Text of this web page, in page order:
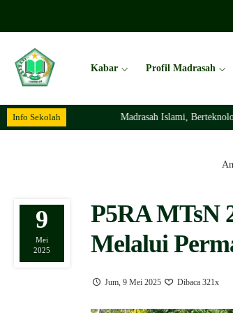
Kabar Profil Madrasah
Info SekolahMadrasah Islami, Berteknologi,
9
Mei
2025
P5RA MTsN
Melalui
Jum, 9 Mei 2025 Dibaca 321x